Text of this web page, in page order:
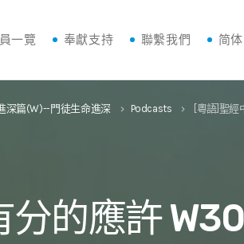
一覽 奉獻支持 聯繫我們 简体
深篇(W)--門徒生命進深 keyboard_arrow_right Podcasts keyboard_arrow_right [粵語]聖
的應許